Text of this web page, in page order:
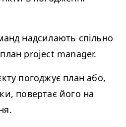
надсилають спільно
project manager.
погоджує план або,
повертає його на